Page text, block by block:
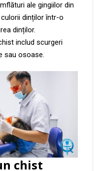
ale gingiilor din
dinților într-o
dinților.
includ scurgeri
sau osoase.
chist